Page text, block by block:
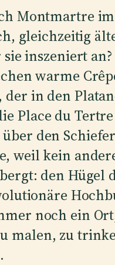
Montmartre
gleichzeitig
inszeniert
warme
der in den
Place du
den
weil kein
den Hügel
noch ein
malen, zu